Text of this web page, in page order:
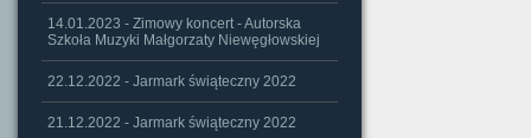
14.01.2023 - Zimowy koncert - Autorska
Szkoła Muzyki Małgorzaty Niewęgłowskiej
22.12.2022 - Jarmark świąteczny 2022
21.12.2022 - Jarmark świąteczny 2022